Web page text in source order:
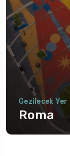
Gezilecek Yer
Roma